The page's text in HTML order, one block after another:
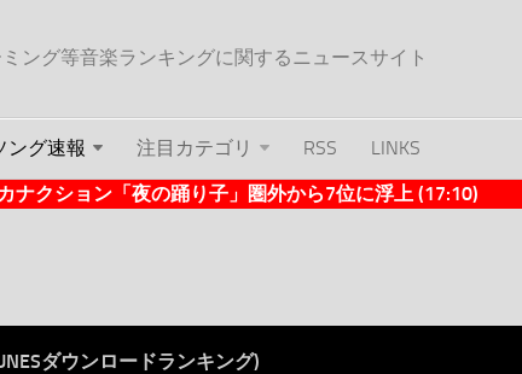
ング等音楽ランキングに関するニュースサイト
ング速報 注目カテゴリ RSS
LINKS
ナクション「夜の踊り子」圏外から7位に浮上 (17:10)
ダウンロードランキング)